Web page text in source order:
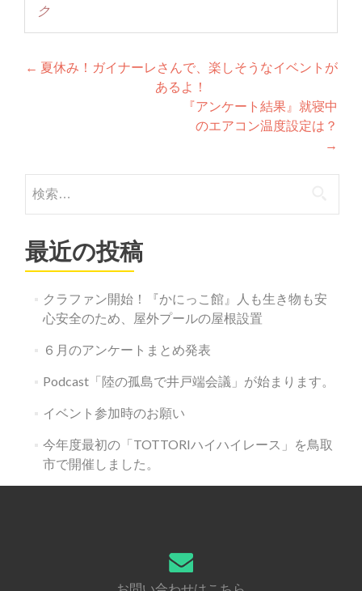
ク
投
ゲ
ー
シ
ョ
ン
← 夏休み！ガイナーレさんで、楽しそうなイベントが
あるよ！
『アンケート結果』就寝中
のエアコン温度設定は？
→
索:
最近の投稿
クラファン開始！『かにっこ館』人も生き物も安
心安全のため、屋外プールの屋根設置
６月のアンケートまとめ発表
Podcast「陸の孤島で井戸端会議」が始まります。
イベント参加時のお願い
今年度最初の「TOTTORIハイハイレース」を鳥取
市で開催しました。
お問い合わせはこちら